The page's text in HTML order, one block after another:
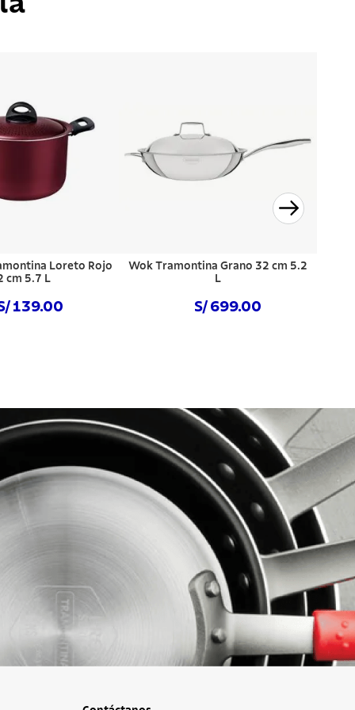
Loreto Rojo
cm 5.7 L
139.00
Wok Tramontina Grano 32 cm 5.2
L
S/ 699.00